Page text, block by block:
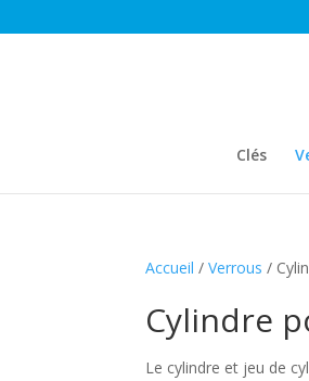
Clés
Accueil /Verrous /
Cylindre
Le cylindre et jeu de